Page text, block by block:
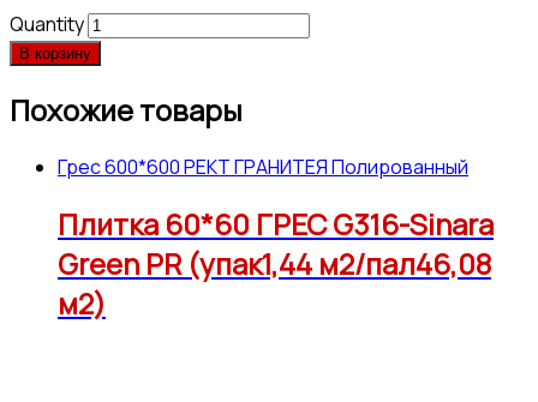
Quantity
В корзину
Похожие товары
Грес 600*600 РЕКТ ГРАНИТЕЯ Полированный
Плитка 60*60 ГРЕС G316-Sinara
Green PR (упак1,44 м2/пал46,08
м2)